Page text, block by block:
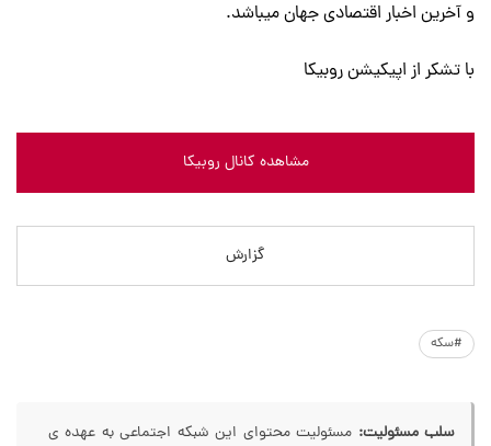
و آخرین اخبار اقتصادى جهان میباشد.
با تشکر از اپیکیشن روبیکا
مشاهده کانال روبیکا
گزارش
#سکه
سلب مسئولیت: مسئولیت محتوای این شبکه اجتماعی به عهده ی